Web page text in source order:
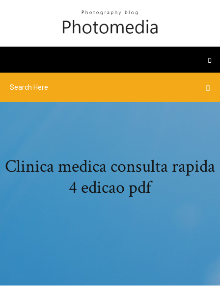
Clinica medica consulta rapida
4 edicao pdf